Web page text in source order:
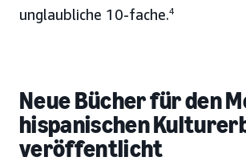
unglaubliche 10-fache.4
Neue Bücher für den
hispanischen
veröffentlicht